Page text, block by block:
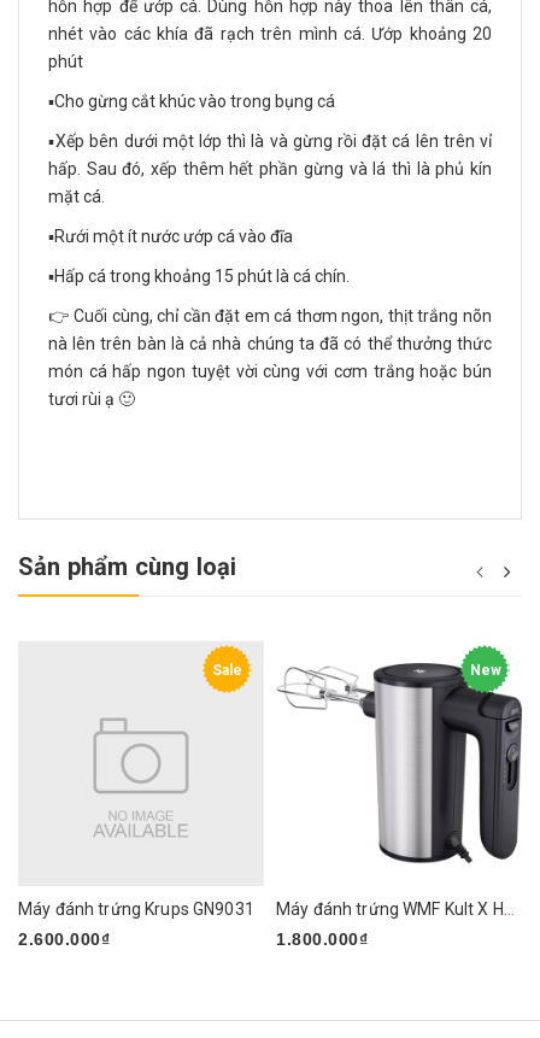
hỗn hợp để ướp cá. Dùng hỗn hợp này thoa lên thân cá,
nhét vào các khía đã rạch trên mình cá. Ướp khoảng 20
phút
▪️Cho gừng cắt khúc vào trong bụng cá
▪️Xếp bên dưới một lớp thì là và gừng rồi đặt cá lên trên vỉ
hấp. Sau đó, xếp thêm hết phần gừng và lá thì là phủ kín
mặt cá.
▪️Rưới một ít nước ướp cá vào đĩa
▪️Hấp cá trong khoảng 15 phút là cá chín.
👉 Cuối cùng, chỉ cần đặt em cá thơm ngon, thịt trắng nõn
nà lên trên bàn là cả nhà chúng ta đã có thể thưởng thức
món cá hấp ngon tuyệt vời cùng với cơm trắng hoặc bún
tươi rùi ạ 🙂
Sản phẩm cùng loại
Sale
Máy đánh trứng Krups GN9031
2.600.000₫
New
1.800.000₫